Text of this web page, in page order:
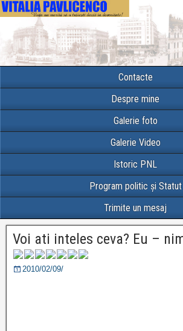
Contacte
Despre mine
Galerie foto
Galerie Video
Istoric PNL
Program politic și Statut
Trimite un mesaj
Voi ati inteles ceva? Eu –
2010/02/09/